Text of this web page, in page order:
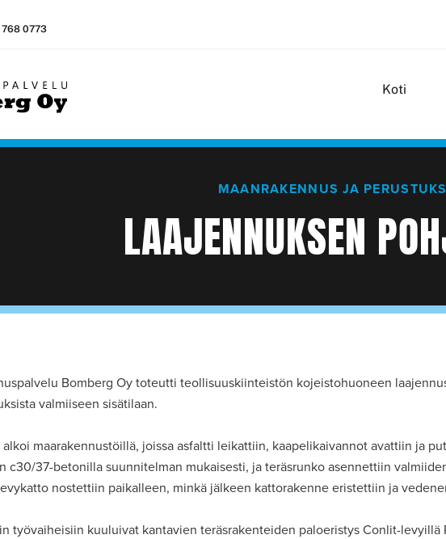
0773
Koti
MAANRAKENNUS JA
LAAJENNUKSEN
Bomberg Oy toteutti teollisuuskiinteistön kojeistohuoneen
valmiiseen sisätilaan.
alkoi maarakennustöillä, joissa asfaltti leikattiin, kaapelikaivannot avattiin ja
c30/37-betonilla suunnitelman mukaisesti, ja teräsrunko asennettiin
nostettiin paikalleen, minkä jälkeen kattorakenne eristettiin ja
työvaiheisiin kuuluivat kantavien teräsrakenteiden paloeristys Conlit-levyillä